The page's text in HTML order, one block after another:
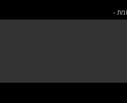
-